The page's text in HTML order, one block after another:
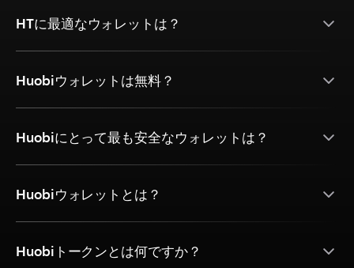
HTに最適なウォレットは？
Huobiウォレットは無料？
Huobiにとって最も安全なウォレットは？
Huobiウォレットとは？
Huobiトークンとは何ですか？